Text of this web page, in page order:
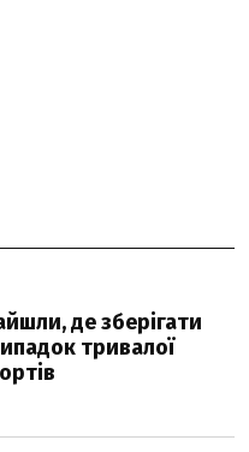
де зберігати
тривалої